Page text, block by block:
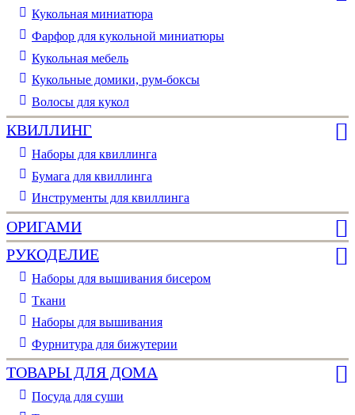
Кукольная миниатюра
Фарфор для кукольной миниатюры
Кукольная мебель
Кукольные домики, рум-боксы
Волосы для кукол
КВИЛЛИНГ
Наборы для квиллинга
Бумага для квиллинга
Инструменты для квиллинга
ОРИГАМИ
РУКОДЕЛИЕ
Наборы для вышивания бисером
Ткани
Наборы для вышивания
Фурнитура для бижутерии
ТОВАРЫ ДЛЯ ДОМА
Посуда для суши